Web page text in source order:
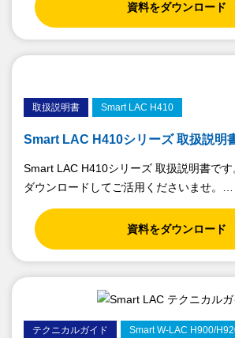
資料をダウンロード
取扱説明書 Smart LAC H410
Smart LAC H410シリーズ 取扱説明
Smart LAC H410シリーズ 取扱説明書です
ダウンロードしてご活用くださいませ。
（2026年6月26日付）
資料をダウンロード
テクニカルガイド Smart W-LAC H900/